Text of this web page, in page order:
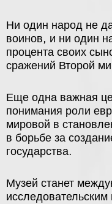
Ни один народ не
воинов, и ни один
процента своих
сражений Второй
Еще одна важная
понимания роли
мировой в
в борьбе за
государства.
Музей станет